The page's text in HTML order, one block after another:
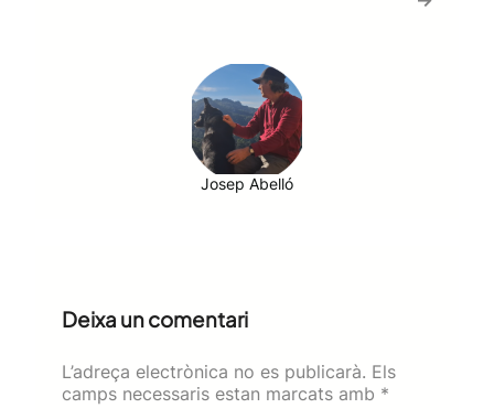
Josep Abelló
Deixa un comentari
L’adreça electrònica no es publicarà. Els
camps necessaris estan marcats amb *